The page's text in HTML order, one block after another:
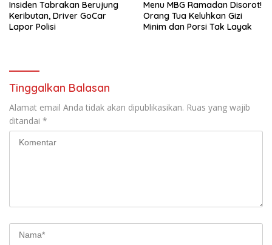
Insiden Tabrakan Berujung
Keributan, Driver GoCar
Lapor Polisi
Menu MBG Ramadan Disorot!
Orang Tua Keluhkan Gizi
Minim dan Porsi Tak Layak
Tinggalkan Balasan
Alamat email Anda tidak akan dipublikasikan. Ruas yang wajib
ditandai *